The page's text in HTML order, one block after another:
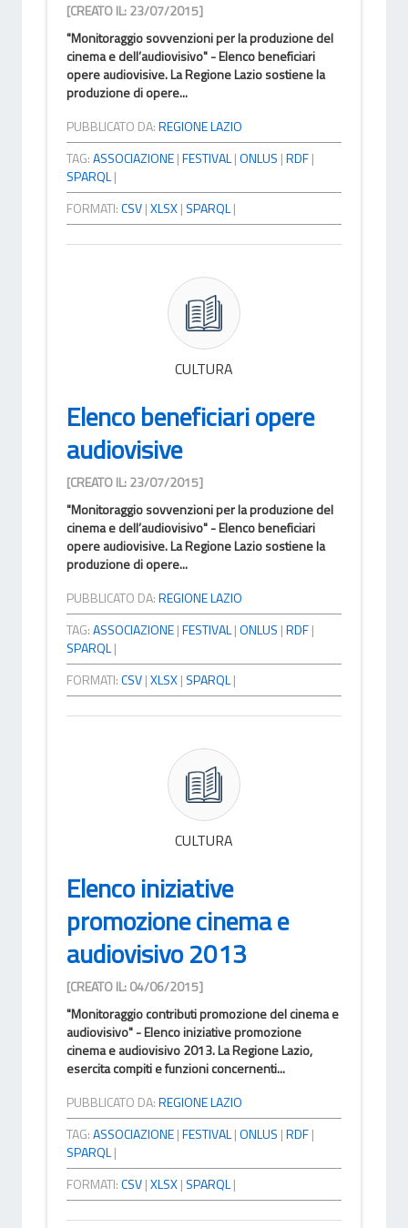
[CREATO IL: 23/07/2015]
"Monitoraggio sovvenzioni per la produzione del
cinema e dell’audiovisivo" - Elenco beneficiari
opere audiovisive. La Regione Lazio sostiene la
produzione di opere...
PUBBLICATO DA:REGIONE LAZIO
TAG:ASSOCIAZIONE|FESTIVAL|ONLUS |RDF|
SPARQL|
FORMATI:CSV|XLSX| SPARQL|
CULTURA
Elenco beneficiari opere
audiovisive
[CREATO IL: 23/07/2015]
"Monitoraggio sovvenzioni per la produzione del
cinema e dell’audiovisivo" - Elenco beneficiari
opere audiovisive. La Regione Lazio sostiene la
produzione di opere...
PUBBLICATO DA:REGIONE LAZIO
TAG:ASSOCIAZIONE|FESTIVAL|ONLUS |RDF|
SPARQL|
FORMATI:CSV|XLSX| SPARQL|
CULTURA
Elenco iniziative
promozione cinema e
audiovisivo 2013
[CREATO IL: 04/06/2015]
"Monitoraggio contributi promozione del cinema e
audiovisivo" - Elenco iniziative promozione
cinema e audiovisivo 2013. La Regione Lazio,
esercita compiti e funzioni concernenti...
PUBBLICATO DA:REGIONE LAZIO
TAG:ASSOCIAZIONE|FESTIVAL|ONLUS |RDF|
SPARQL|
FORMATI:CSV|XLSX| SPARQL|